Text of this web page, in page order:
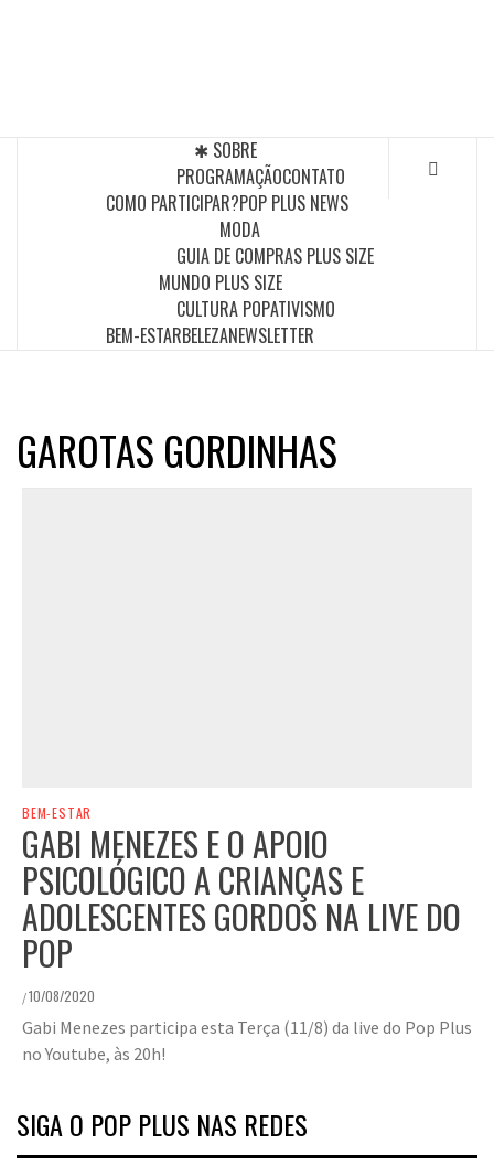
✱ SOBRE
PROGRAMAÇÃOCONTATO
COMO PARTICIPAR?POP PLUS NEWS
MODA
GUIA DE COMPRAS PLUS SIZE
MUNDO PLUS SIZE
CULTURA POPATIVISMO
BEM-ESTARBELEZANEWSLETTER
GAROTAS GORDINHAS
BEM-ESTAR
GABI MENEZES E O APOIO
PSICOLÓGICO A CRIANÇAS E
ADOLESCENTES GORDOS NA LIVE DO
POP
/10/08/2020
Gabi Menezes participa esta Terça (11/8) da live do Pop Plus
no Youtube, às 20h!
SIGA O POP PLUS NAS REDES